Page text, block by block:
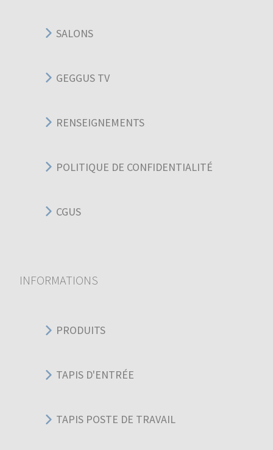
SALONS
GEGGUS TV
RENSEIGNEMENTS
POLITIQUE DE CONFIDENTIALITÉ
CGUS
INFORMATIONS
PRODUITS
TAPIS D'ENTRÉE
TAPIS POSTE DE TRAVAIL